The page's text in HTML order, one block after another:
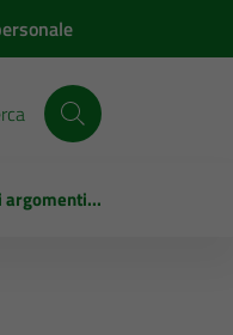
argomenti...